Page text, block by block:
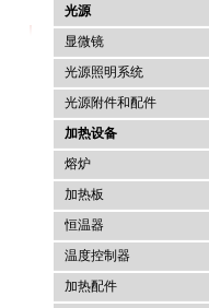
武汉提沃克科技有限公司
光源
显微镜
光源照明系统
光源附件和配件
加热设备
熔炉
加热板
恒温器
温度控制器
加热配件